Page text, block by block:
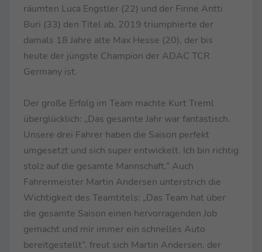
räumten Luca Engstler (22) und der Finne Antti
Buri (33) den Titel ab, 2019 triumphierte der
damals 18 Jahre alte Max Hesse (20), der bis
heute der jüngste Champion der ADAC TCR
Germany ist.
Der große Erfolg im Team machte Kurt Treml
überglücklich: „Das gesamte Jahr war fantastisch.
Unsere drei Fahrer haben die Saison perfekt
umgesetzt und sich super entwickelt. Ich bin richtig
stolz auf die gesamte Mannschaft.“ Auch
Fahrermeister Martin Andersen unterstrich die
Wichtigkeit des Teamtitels: „Das Team hat über
die gesamte Saison einen hervorragenden Job
gemacht und mir immer ein schnelles Auto
bereitgestellt“, freut sich Martin Andersen, der